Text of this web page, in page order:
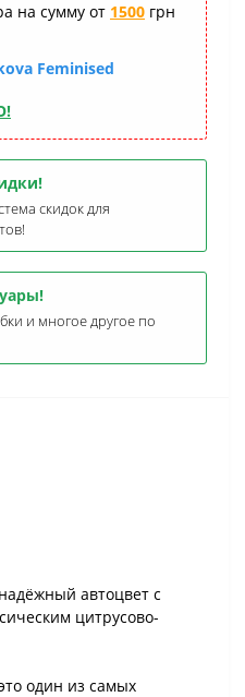
на сумму от 1500 грн
Feminised
скидок для
и многое другое по
автоцвет с
цитрусово-
один из самых